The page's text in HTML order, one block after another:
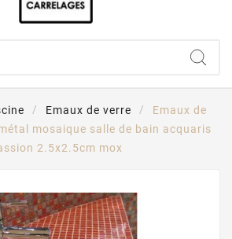
Emaux de verre
Emaux de
mosaique salle de bain acquaris
2.5x2.5cm mox